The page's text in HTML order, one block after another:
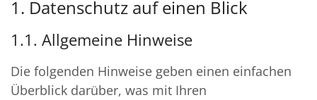
1. Datenschutz auf einen Blick
1.1. Allgemeine Hinweise
Die folgenden Hinweise geben einen einfachen
Überblick darüber, was mit Ihren